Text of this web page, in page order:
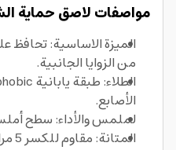
مواصفات لاصق حماية
الميزة الاساسية: تحافظ
من الزوايا الجانبية.
الأصابع.
لملمس والأداء: سطح
المتانة: مقاوم للكسر 5 مرات اكثر.